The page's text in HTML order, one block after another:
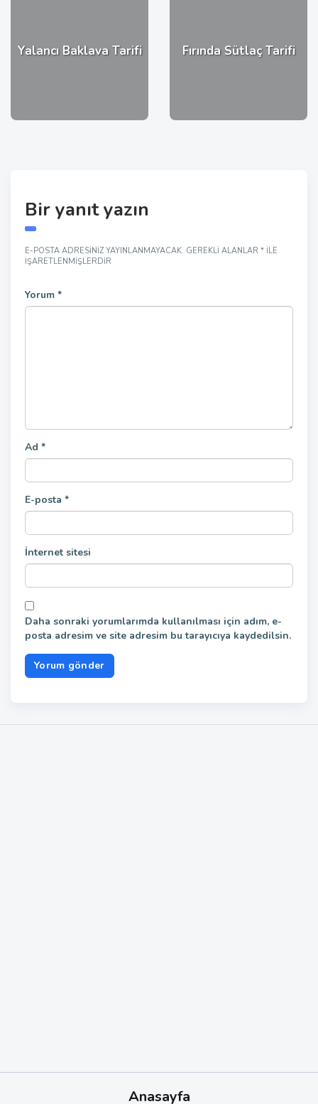
Yalancı Baklava Tarifi Fırında Sütlaç Tarifi
Bir yanıt yazın
E-POSTA ADRESINIZ YAYINLANMAYACAK. GEREKLI ALANLAR * ILE
IŞARETLENMIŞLERDIR
Yorum *
Ad *
E-posta *
İnternet sitesi
Daha sonraki yorumlarımda kullanılması için adım, e-
posta adresim ve site adresim bu tarayıcıya kaydedilsin.
Anasayfa